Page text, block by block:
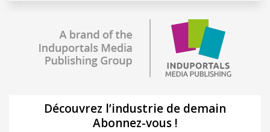
Découvrez l’industrie de demain
Abonnez-vous !